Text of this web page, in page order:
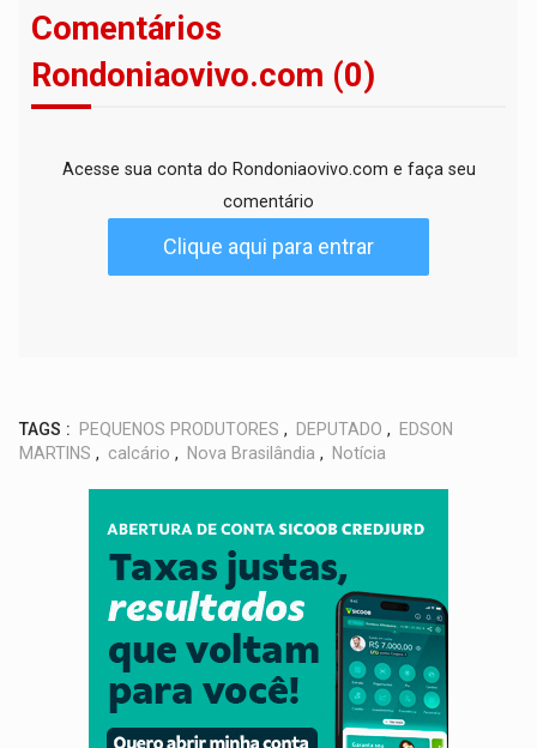
Comentários
Rondoniaovivo.com (0)
Acesse sua conta do Rondoniaovivo.com e faça seu
comentário
Clique aqui para entrar
TAGS : PEQUENOS PRODUTORES , DEPUTADO ,
EDSON
MARTINS , calcário , Nova Brasilândia , Notícia